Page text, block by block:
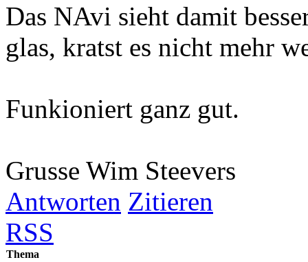
Das NAvi sieht damit
glas, kratst es nicht mehr
Funkioniert ganz gut.
Grusse Wim Steevers
Antworten Zitieren
RSS
Thema